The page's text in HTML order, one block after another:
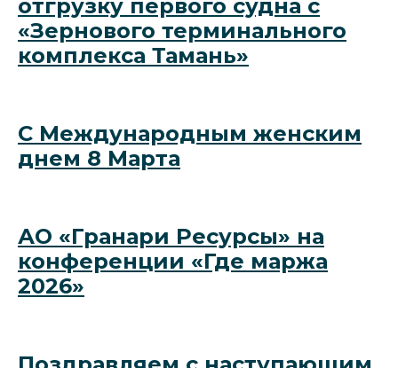
отгрузку первого судна с
«Зернового терминального
комплекса Тамань»
C Международным женским
днем 8 Марта
АО «Гранари Ресурсы» на
конференции «Где маржа
2026»